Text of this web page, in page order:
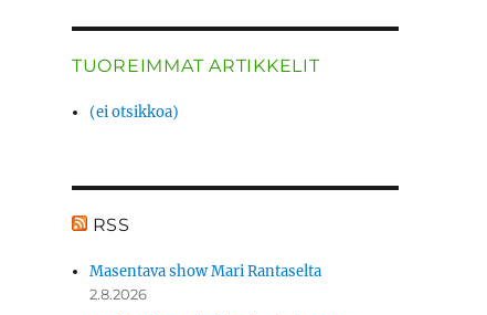
TUOREIMMAT ARTIKKELIT
(ei otsikkoa)
RSS
Masentava show Mari Rantaselta
2.8.2026